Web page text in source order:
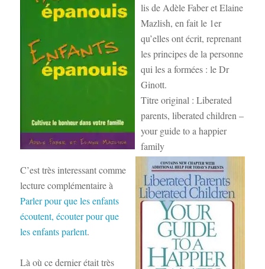
lis de Adèle Faber et Elaine
Mazlish, en fait le 1er
qu’elles ont écrit, reprenant
les principes de la personne
qui les a formées : le Dr
Ginott.
Titre original : Liberated
parents, liberated children –
your guide to a happier
family
C’est très interessant comme
lecture complémentaire à
Parler pour que les enfants
écoutent, écouter pour que
les enfants parlent.
Là où ce dernier était très